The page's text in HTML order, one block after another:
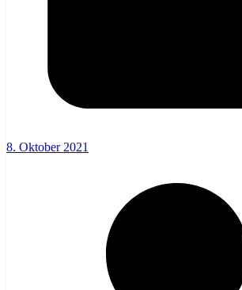
8. Oktober 2021